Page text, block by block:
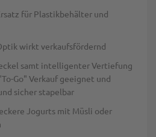
für Plastikbehälter und
wirkt verkaufsfördernd
samt intelligenter Vertiefung
Go" Verkauf geeignet und
sicher stapelbar
Jogurts mit Müsli oder